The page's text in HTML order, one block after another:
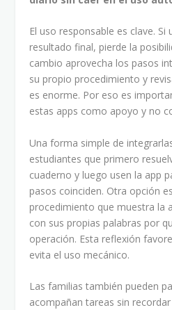
El uso responsable es clave.
resultado final, pierde la
cambio aprovecha los pasos
su propio procedimiento y
es enorme. Por eso es
estas apps como apoyo y no
Una forma simple de
estudiantes que primero
cuaderno y luego usen la app
pasos coinciden. Otra opción
procedimiento que muestra la
con sus propias palabras por
operación. Esta reflexión
evita el uso mecánico.
Las familias también pueden
acompañan tareas sin